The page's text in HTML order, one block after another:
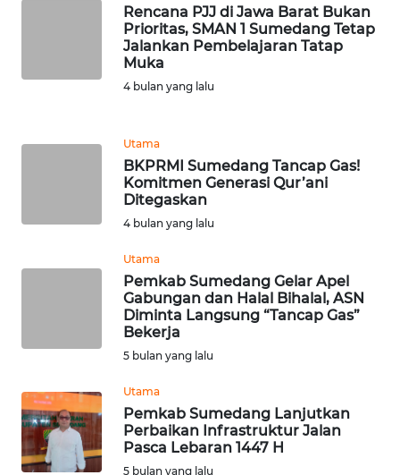
Rencana PJJ di Jawa Barat Bukan
Prioritas, SMAN 1 Sumedang Tetap
Jalankan Pembelajaran Tatap
Muka
4 bulan yang lalu
Utama
BKPRMI Sumedang Tancap Gas!
Komitmen Generasi Qur’ani
Ditegaskan
4 bulan yang lalu
Utama
Pemkab Sumedang Gelar Apel
Gabungan dan Halal Bihalal, ASN
Diminta Langsung “Tancap Gas”
Bekerja
5 bulan yang lalu
Utama
Pemkab Sumedang Lanjutkan
Perbaikan Infrastruktur Jalan
Pasca Lebaran 1447 H
5 bulan yang lalu
WN
WN
WN
WN
KALTARA